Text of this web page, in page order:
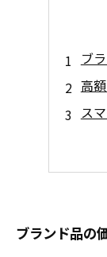
ブ
高
ス
査
ブランド品の